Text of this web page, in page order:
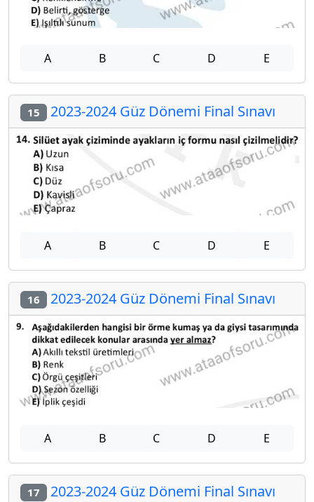
A B C D E
15 2023-2024 Güz Dönemi Final Sınavı
A B C D E
16 2023-2024 Güz Dönemi Final Sınavı
A B C D E
17 2023-2024 Güz Dönemi Final Sınavı